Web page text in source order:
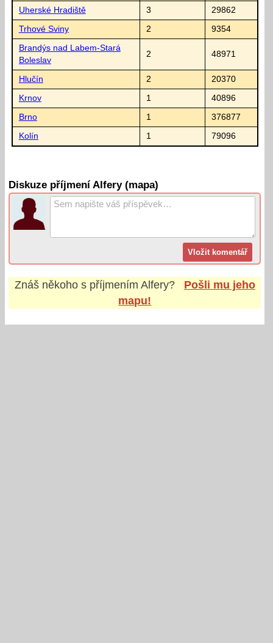
Uherské Hradiště 3 29862
Trhové Sviny 2 9354
Brandýs nad Labem-Stará
Boleslav
2 48971
Hlučín 2 20370
Krnov 1 40896
Brno 1 376877
Kolín 1 79096
Diskuze příjmení Alfery (mapa)
Znáš někoho s příjmením Alfery?
Pošli mu jeho
mapu!